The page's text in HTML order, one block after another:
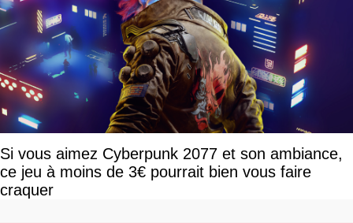
Si vous aimez Cyberpunk 2077 et son ambiance,
ce jeu à moins de 3€ pourrait bien vous faire
craquer